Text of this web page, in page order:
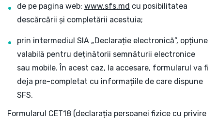
de pe pagina web: www.sfs.md cu posibilitatea
descărcării și completării acestuia;
prin intermediul SIA „Declarație electronică”, opțiune
valabilă pentru deținătorii semnăturii electronice
sau mobile. În acest caz, la accesare, formularul va fi
deja pre-completat cu informațiile de care dispune
SFS.
Formularul CET18 (declarația persoanei fizice cu privire